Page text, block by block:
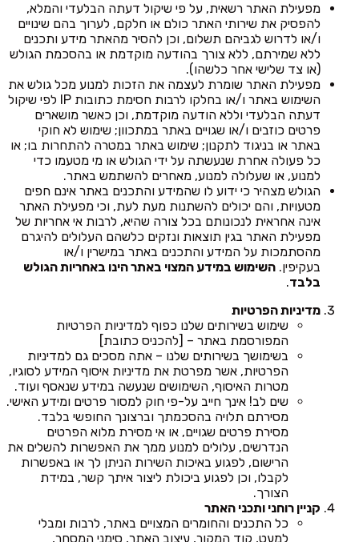
מפעילת האתר רשאית, על פי שיקול דעתה הבלעדי והמלא,
להפסיק את שירותי האתר כולם או חלקם, לערוך בהם שינויים
ו/או לדרוש לגביהם תשלום, וכן להסיר מהאתר מידע ותכנים
ללא שמירתם, ללא צורך בהודעה מוקדמת או בהסכמת הגולש
(או צד שלישי אחר כלשהו).
מפעילת האתר שומרת לעצמה את הזכות למנוע מכל גולש את
השימוש באתר ו/או בחלקו לרבות חסימת כתובות IP לפי שיקול
דעתה הבלעדי וללא הודעה מוקדמת, וכן כאשר מושארים
פרטים כוזבים ו/או שגויים באתר במתכוון; שימוש לא חוקי
באתר או בניגוד לתקנון; שימוש באתר במטרה להתחרות בו; או
כל פעולה אחרת שנעשתה על ידי הגולש או מי מטעמו כדי
למנוע, או שעלולה למנוע, מאחרים להשתמש באתר.
הגולש מצהיר כי ידוע לו שהמידע והתכנים באתר אינם חפים
מטעויות, והם יכולים להשתנות מעת לעת, וכי מפעילת האתר
אינה אחראית לנכונותם בכל צורה שהיא, לרבות אי אחריות של
מפעילת האתר בגין תוצאות ונזקים כלשהם העלולים להיגרם
מהסתמכות על המידע והתכנים באתר במישרין ו/או
בעקיפין. השימוש במידע המצוי באתר הינו באחריות הגולש
בלבד.
מדיניות הפרטיות
שימוש בשירותים שלנו כפוף למדיניות הפרטיות
המפורסמת באתר – [להכניס כתובת]
בשימושך בשירותים שלנו – אתה מסכים גם למדיניות
הפרטיות, אשר מפרטת את מדיניות איסוף המידע לסוגיו,
מטרות האיסוף, השימושים שנעשה במידע שנאסף ועוד.
שים לב! אינך חייב על-פי חוק למסור פרטים ומידע האישי.
מסירתם תלויה בהסכמתך וברצונך החופשי בלבד.
מסירת פרטים שגויים, או אי מסירת מלוא הפרטים
הנדרשים, עלולים למנוע ממך את האפשרות להשלים את
הרישום, לפגוע באיכות השירות הניתן לך או באפשרות
לקבלו, וכן לפגוע ביכולת ליצור איתך קשר, במידת
הצורך.
קניין רוחני ותכני האתר
כל התכנים והחומרים המצויים באתר, לרבות ומבלי
למעט, קוד המקור, עיצוב האתר, סימני המסחר,